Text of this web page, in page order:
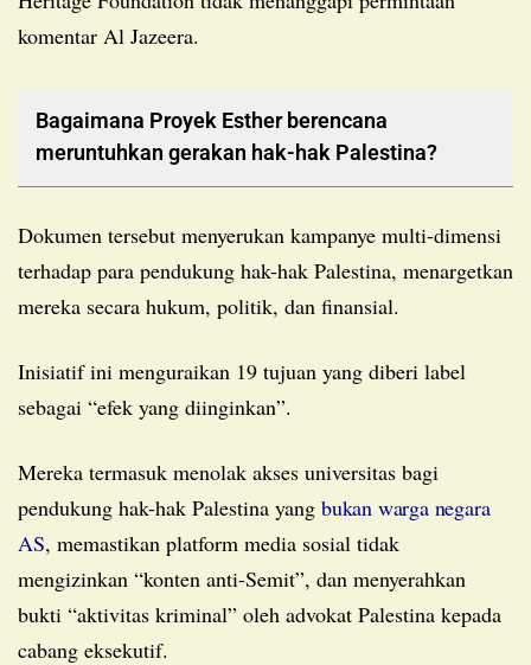
komentar Al Jazeera.
Bagaimana Proyek Esther berencana
meruntuhkan gerakan hak-hak Palestina?
Dokumen tersebut menyerukan kampanye multi-dimensi
terhadap para pendukung hak-hak Palestina, menargetkan
mereka secara hukum, politik, dan finansial.
Inisiatif ini menguraikan 19 tujuan yang diberi label
sebagai “efek yang diinginkan”.
Mereka termasuk menolak akses universitas bagi
pendukung hak-hak Palestina yang bukan warga negara
AS, memastikan platform media sosial tidak
mengizinkan “konten anti-Semit”, dan menyerahkan
bukti “aktivitas kriminal” oleh advokat Palestina kepada
cabang eksekutif.